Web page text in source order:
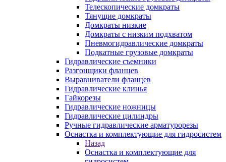
Телескопические домкраты
Тянущие домкраты
Домкраты низкие
Домкраты с низким подхватом
Пневмогидравлические домкраты
Подкатные грузовые домкраты
Гидравлические съемники
Разгонщики фланцев
Выравниватели фланцев
Гидравлические клинья
Гайкорезы
Гидравлические ножницы
Гидравлические цилиндры
Ручные гидравлические арматурорезы
Оснастка и комплектующие для гидросистем
Назад
Оснастка и комплектующие для